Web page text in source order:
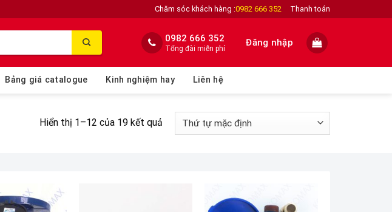
Chăm sóc khách hàng :0982 666 352 Thanh toán
0982 666 352
Tổng đài miễn phí
Đăng nhập
Bảng giá catalogue Kinh nghiệm hay Liên hệ
Hiển thị 1–12 của 19 kết quả